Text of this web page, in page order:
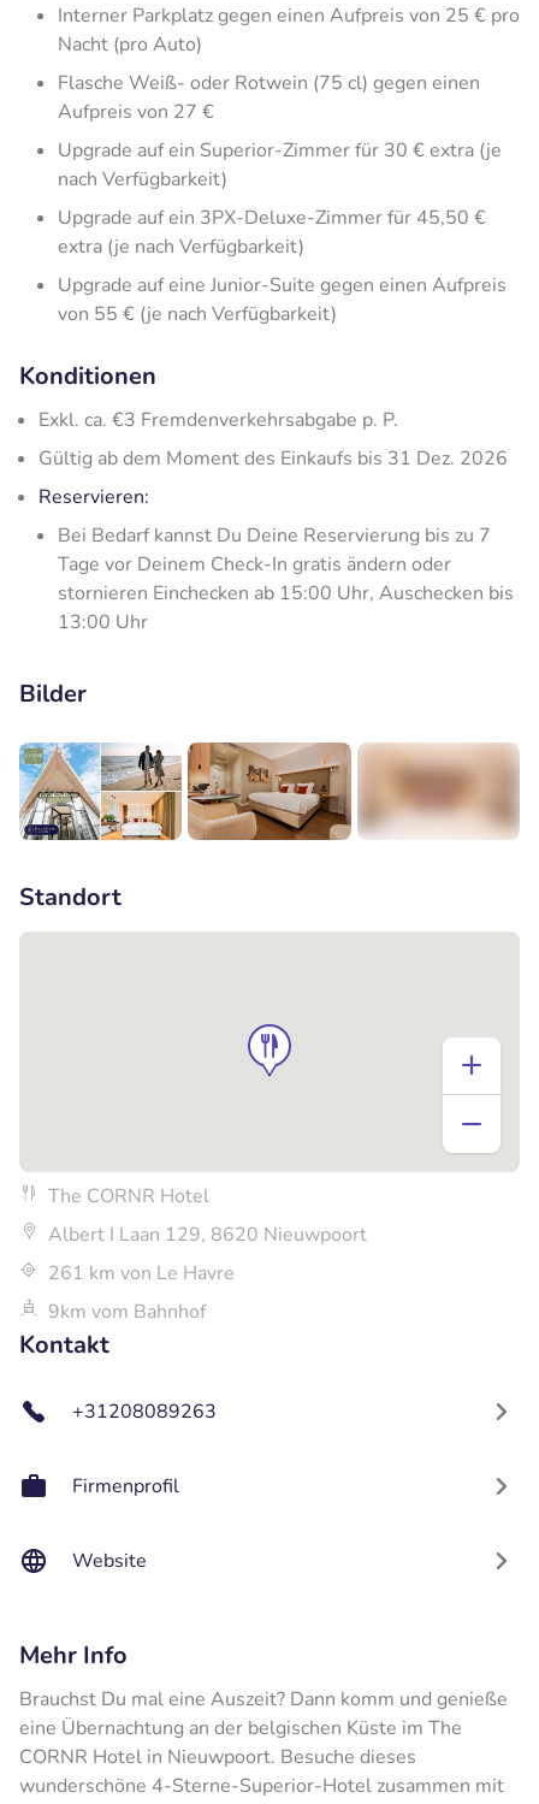
Interner Parkplatz gegen einen Aufpreis von 25 € pro
Nacht (pro Auto)
Flasche Weiß- oder Rotwein (75 cl) gegen einen
Aufpreis von 27 €
Upgrade auf ein Superior-Zimmer für 30 € extra (je
nach Verfügbarkeit)
Upgrade auf ein 3PX-Deluxe-Zimmer für 45,50 €
extra (je nach Verfügbarkeit)
Upgrade auf eine Junior-Suite gegen einen Aufpreis
von 55 € (je nach Verfügbarkeit)
Konditionen
Exkl. ca. €3 Fremdenverkehrsabgabe p. P.
Gültig ab dem Moment des Einkaufs bis 31 Dez. 2026
Reservieren:
Bei Bedarf kannst Du Deine Reservierung bis zu 7
Tage vor Deinem Check-In gratis ändern oder
stornieren Einchecken ab 15:00 Uhr, Auschecken bis
13:00 Uhr
Bilder
Standort
The CORNR Hotel
Albert I Laan 129, 8620 Nieuwpoort
261 km von Le Havre
9km vom Bahnhof
Kontakt
+31208089263
Firmenprofil
Website
Mehr Info
Brauchst Du mal eine Auszeit? Dann komm und genieße
eine Übernachtung an der belgischen Küste im The
CORNR Hotel in Nieuwpoort. Besuche dieses
wunderschöne 4-Sterne-Superior-Hotel zusammen mit